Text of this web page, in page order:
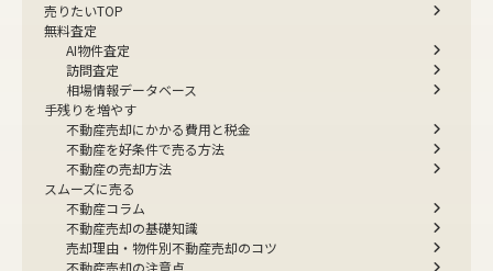
売りたいTOP
無料査定
AI物件査定
訪問査定
相場情報データベース
手残りを増やす
不動産売却にかかる費用と税金
不動産を好条件で売る方法
不動産の売却方法
スムーズに売る
不動産コラム
不動産売却の基礎知識
売却理由・物件別不動産売却のコツ